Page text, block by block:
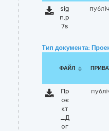
sig
n.p
7s
Тип документа:
ФАЙЛ
Пр
оє
кт
_Д
ог